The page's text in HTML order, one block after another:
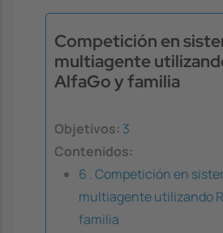
Competición en
multiagente
AlfaGo y familia
Objetivos: 3
Contenidos:
6 . Competición en
multiagente utilizando
familia